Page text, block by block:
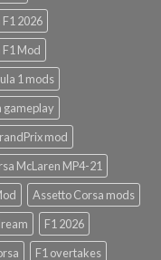
2026
Mod
1 mods
gameplay
mod
McLaren MP4-21
Assetto Corsa mods
F1 2026
F1 overtakes